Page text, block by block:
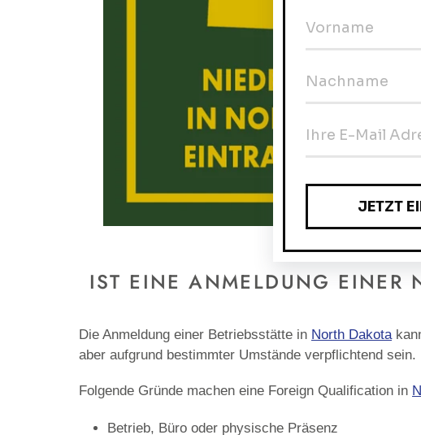
IST EINE ANMELDUNG EINER
Die Anmeldung einer Betriebsstätte in North Dakota
aber aufgrund bestimmter Umstände verpflichtend sein.
Folgende Gründe machen eine Foreign Qualification in
Betrieb, Büro oder physische Präsenz